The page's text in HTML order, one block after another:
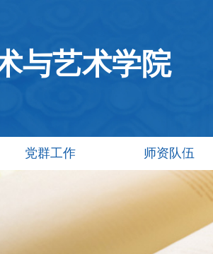
与艺术学院
党群工作 师资队伍